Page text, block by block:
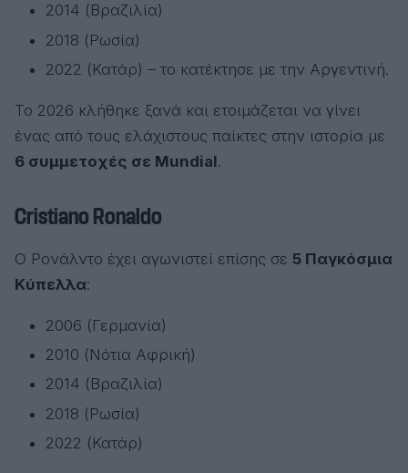
2014 (Βραζιλία)
2018 (Ρωσία)
2022 (Κατάρ) – το κατέκτησε με την Αργεντινή.
Το 2026 κλήθηκε ξανά και ετοιμάζεται να γίνει
ένας από τους ελάχιστους παίκτες στην ιστορία με
6 συμμετοχές σε Mundial.
Cristiano Ronaldo
Ο Ρονάλντο έχει αγωνιστεί επίσης σε 5 Παγκόσμια
Κύπελλα:
2006 (Γερμανία)
2010 (Νότια Αφρική)
2014 (Βραζιλία)
2018 (Ρωσία)
2022 (Κατάρ)